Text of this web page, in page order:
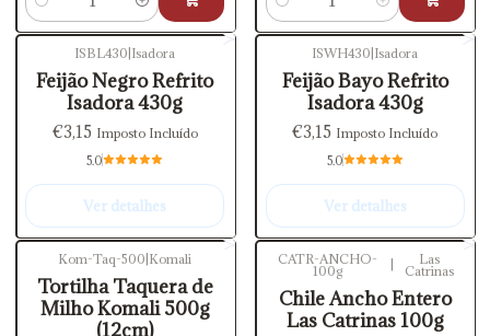
Quantidade Quantidade
ISBL430 Isadora
Feijão Negro Refrito
Isadora 430g
€3,15 Imposto Incluído
5.0
Ver detalhes
ISWH430 Isadora
Feijão Bayo Refrito
Isadora 430g
€3,15 Imposto Incluído
5.0
Ver detalhes
Kom-Taq-500|Komali
Tortilha Taquera de
Milho Komali 500g
(12cm)
CATR-ANCHO-
100g
Las
Catrinas
Chile Ancho Entero
Las Catrinas 100g